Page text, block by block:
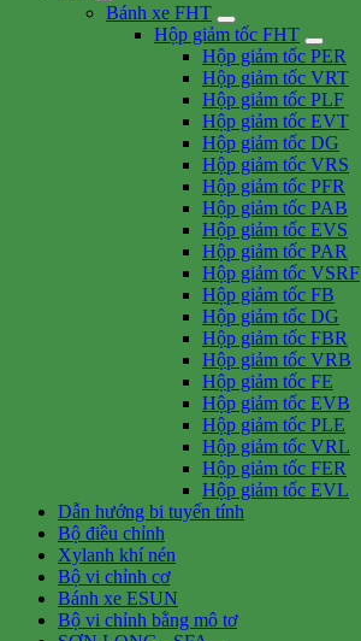
Bánh xe FHT
Hộp giảm tốc FHT
Hộp giảm tốc PER
Hộp giảm tốc VRT
Hộp giảm tốc PLF
Hộp giảm tốc EVT
Hộp giảm tốc DG
Hộp giảm tốc VRS
Hộp giảm tốc PFR
Hộp giảm tốc PAB
Hộp giảm tốc EVS
Hộp giảm tốc PAR
Hộp giảm tốc VSRF
Hộp giảm tốc FB
Hộp giảm tốc DG
Hộp giảm tốc FBR
Hộp giảm tốc VRB
Hộp giảm tốc FE
Hộp giảm tốc EVB
Hộp giảm tốc PLE
Hộp giảm tốc VRL
Hộp giảm tốc FER
Hộp giảm tốc EVL
Dẫn hướng bi tuyến tính
Bộ điều chỉnh
Xylanh khí nén
Bộ vi chỉnh cơ
Bánh xe ESUN
Bộ vi chỉnh bằng mô tơ